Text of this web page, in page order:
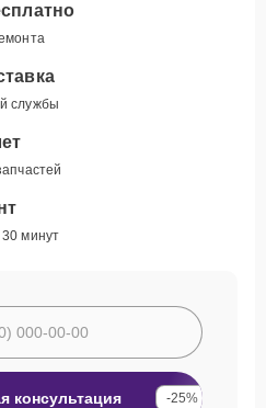
службы
минут
консультация -25%